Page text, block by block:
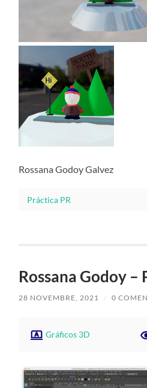
Rossana Godoy Galvez
Práctica PR
Rossana Godoy –
28 NOVEMBRE, 2021 / 0
Gráficos 3D